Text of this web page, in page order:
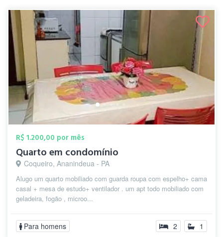
R$ 1.200,00 por mês
Quarto em condomínio
Coqueiro, Ananindeua - PA
Alugo um quarto mobiliado com guarda roupa com espelho+ cama
casal + mesa de estudo+ ventilador . um apt todo mobiliado com
geladeira, fogão , microo...
Para homens 2 1